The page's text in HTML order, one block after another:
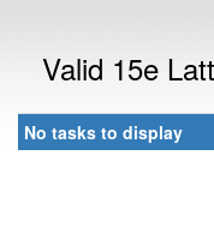
Valid 15e
No tasks to display